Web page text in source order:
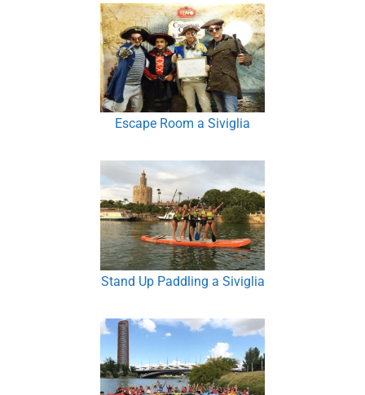
Escape Room a Siviglia
Stand Up Paddling a Siviglia